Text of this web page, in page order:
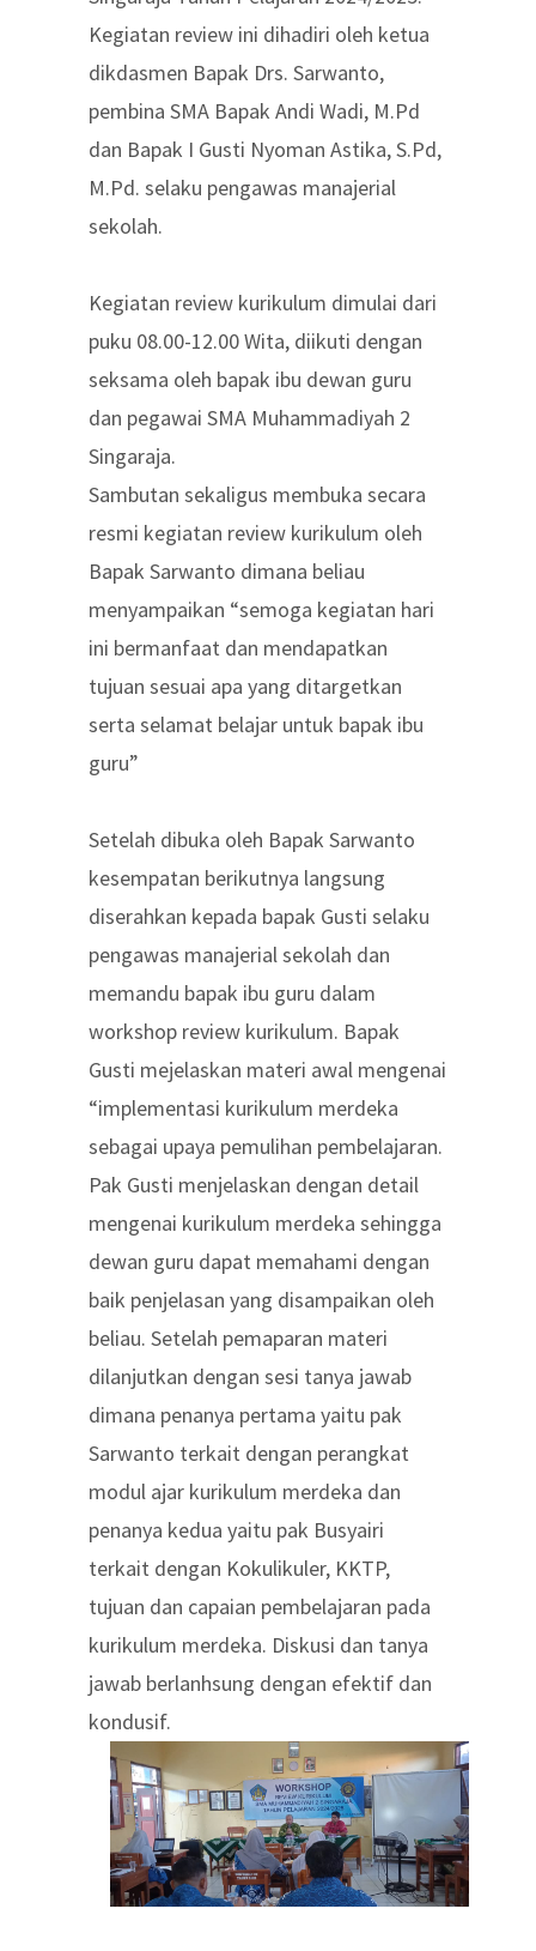
Kegiatan review ini dihadiri oleh ketua
dikdasmen Bapak Drs. Sarwanto,
pembina SMA Bapak Andi Wadi, M.Pd
dan Bapak I Gusti Nyoman Astika, S.Pd,
M.Pd. selaku pengawas manajerial
sekolah.
Kegiatan review kurikulum dimulai dari
puku 08.00-12.00 Wita, diikuti dengan
seksama oleh bapak ibu dewan guru
dan pegawai SMA Muhammadiyah 2
Singaraja.
Sambutan sekaligus membuka secara
resmi kegiatan review kurikulum oleh
Bapak Sarwanto dimana beliau
menyampaikan “semoga kegiatan hari
ini bermanfaat dan mendapatkan
tujuan sesuai apa yang ditargetkan
serta selamat belajar untuk bapak ibu
guru”
Setelah dibuka oleh Bapak Sarwanto
kesempatan berikutnya langsung
diserahkan kepada bapak Gusti selaku
pengawas manajerial sekolah dan
memandu bapak ibu guru dalam
workshop review kurikulum. Bapak
Gusti mejelaskan materi awal mengenai
“implementasi kurikulum merdeka
sebagai upaya pemulihan pembelajaran.
Pak Gusti menjelaskan dengan detail
mengenai kurikulum merdeka sehingga
dewan guru dapat memahami dengan
baik penjelasan yang disampaikan oleh
beliau. Setelah pemaparan materi
dilanjutkan dengan sesi tanya jawab
dimana penanya pertama yaitu pak
Sarwanto terkait dengan perangkat
modul ajar kurikulum merdeka dan
penanya kedua yaitu pak Busyairi
terkait dengan Kokulikuler, KKTP,
tujuan dan capaian pembelajaran pada
kurikulum merdeka. Diskusi dan tanya
jawab berlanhsung dengan efektif dan
kondusif.